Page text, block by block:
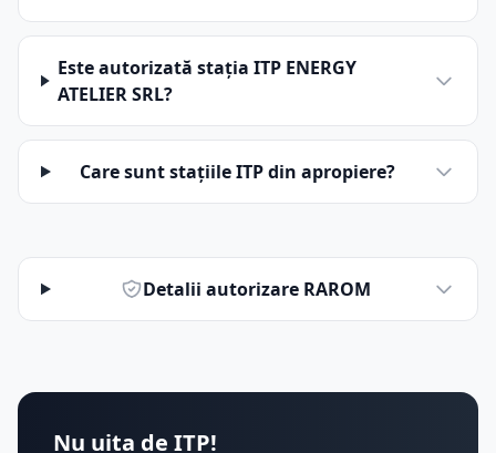
Este autorizată stația ITP ENERGY
ATELIER SRL?
Care sunt stațiile ITP din apropiere?
Detalii autorizare RAROM
Nu uita de ITP!